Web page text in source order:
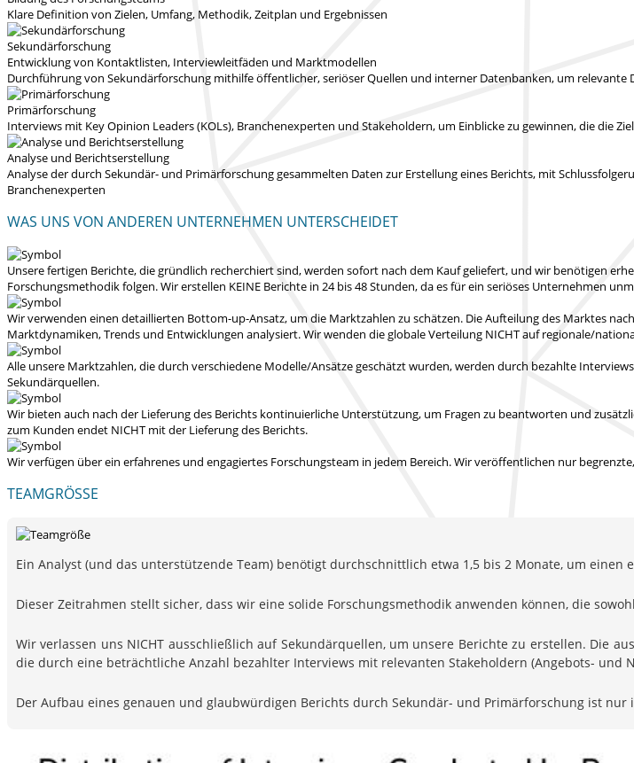
Klare Definition von Zielen, Umfang, Methodik, Zeitplan und Ergebnissen
Sekundärforschung
Entwicklung von Kontaktlisten, Interviewleitfäden und Marktmodellen
Durchführung von Sekundärforschung mithilfe öffentlicher, seriöser Quellen und interner Datenbanken, um relevante
Primärforschung
Interviews mit Key Opinion Leaders (KOLs), Branchenexperten und Stakeholdern, um Einblicke zu gewinnen, die die
Analyse und Berichtserstellung
Analyse der durch Sekundär- und Primärforschung gesammelten Daten zur Erstellung eines Berichts, mit
Branchenexperten
WAS UNS VON ANDEREN UNTERNEHMEN UNTERSCHEIDET
Unsere fertigen Berichte, die gründlich recherchiert sind, werden sofort nach dem Kauf geliefert, und wir benötigen
Forschungsmethodik folgen.Wir erstellen KEINE Berichte in 24 bis 48 Stunden, da es für ein seriöses Unternehmen
Wir verwenden einen detaillierten Bottom-up-Ansatz, um die Marktzahlen zu schätzen. Die Aufteilung des Marktes
Marktdynamiken, Trends und Entwicklungen analysiert.Wir wenden die globale Verteilung NICHT auf regionale/
Alle unsere Marktzahlen, die durch verschiedene Modelle/Ansätze geschätzt wurden, werden durch bezahlte
Sekundärquellen.
Wir bieten auch nach der Lieferung des Berichts kontinuierliche Unterstützung, um Fragen zu beantworten und
zum Kunden endet NICHT mit der Lieferung des Berichts.
Wir verfügen über ein erfahrenes und engagiertes Forschungsteam in jedem Bereich. Wir veröffentlichen nur
TEAMGRÖSSE
Ein Analyst (und das unterstützende Team) benötigt durchschnittlich etwa 1,5 bis 2 Monate, um einen
Dieser Zeitrahmen stellt sicher, dass wir eine solide Forschungsmethodik anwenden können, die
Wir verlassen uns NICHT ausschließlich auf Sekundärquellen, um unsere Berichte zu erstellen. Die
die durch eine beträchtliche Anzahl bezahlter Interviews mit relevanten Stakeholdern (Angebots- und
Der Aufbau eines genauen und glaubwürdigen Berichts durch Sekundär- und Primärforschung ist